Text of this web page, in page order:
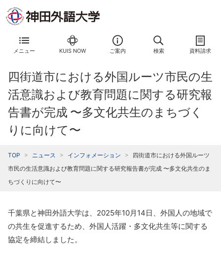
メニュー KUIS NOW ご案内 検索 資料請求
四街道市における外国ルーツ市民の生
活意識および教育問題に関する研究報
告書が完成 〜多文化共生のまちづく
りに向けて〜
TOP ニュース インフォメーション
四街道市における外国ルーツ
市民の生活意識および教育問題に関する研究報告書が完成 〜多文化共生のま
ちづくりに向けて〜
千葉県と神田外語大学は、2025年10月14日、外国人の地域で
の共生を促進するため、外国人活躍・多文化共生等に関する
協定を締結しました。